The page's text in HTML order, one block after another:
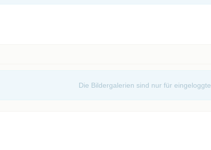
Die Bildergalerien sind nur für